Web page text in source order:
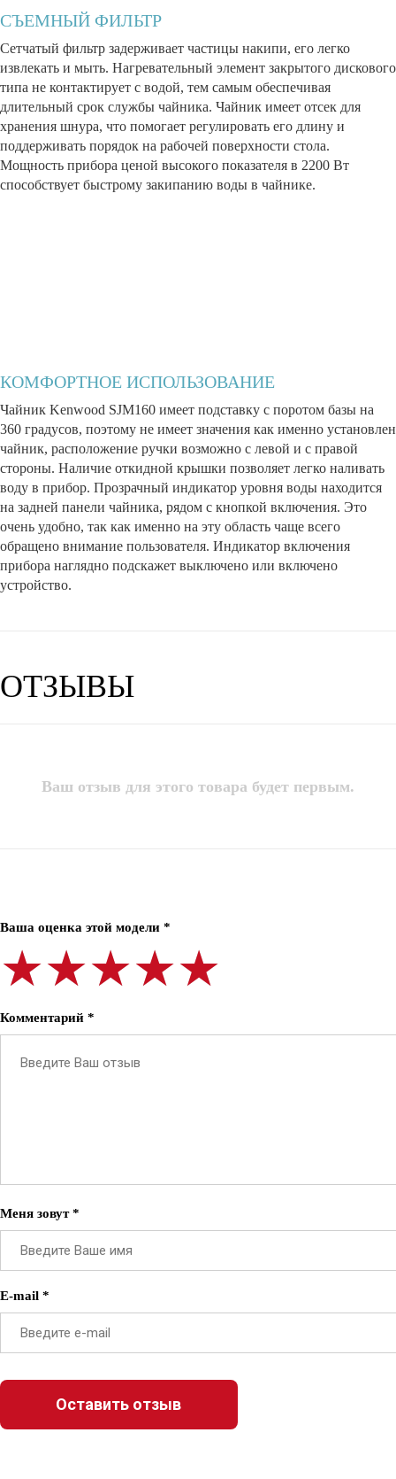
СЪЕМНЫЙ ФИЛЬТР
Сетчатый фильтр задерживает частицы накипи, его легко
извлекать и мыть. Нагревательный элемент закрытого дискового
типа не контактирует с водой, тем самым обеспечивая
длительный срок службы чайника. Чайник имеет отсек для
хранения шнура, что помогает регулировать его длину и
поддерживать порядок на рабочей поверхности стола.
Мощность прибора ценой высокого показателя в 2200 Вт
способствует быстрому закипанию воды в чайнике.
КОМФОРТНОЕ ИСПОЛЬЗОВАНИЕ
Чайник Kenwood SJM160 имеет подставку с поротом базы на
360 градусов, поэтому не имеет значения как именно установлен
чайник, расположение ручки возможно с левой и с правой
стороны. Наличие откидной крышки позволяет легко наливать
воду в прибор. Прозрачный индикатор уровня воды находится
на задней панели чайника, рядом с кнопкой включения. Это
очень удобно, так как именно на эту область чаще всего
обращено внимание пользователя. Индикатор включения
прибора наглядно подскажет выключено или включено
устройство.
ОТЗЫВЫ
Ваш отзыв для этого товара будет первым.
Ваша оценка этой модели *
★★★★★
★★★★★
★★★★★
Комментарий *
Меня зовут *
E-mail *